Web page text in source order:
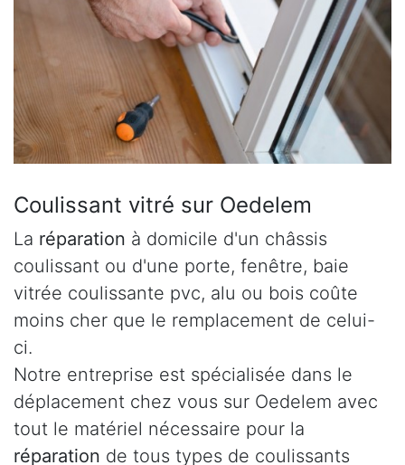
Coulissant vitré sur Oedelem
La réparation à domicile d'un châssis
coulissant ou d'une porte, fenêtre, baie
vitrée coulissante pvc, alu ou bois coûte
moins cher que le remplacement de celui-
ci.
Notre entreprise est spécialisée dans le
déplacement chez vous sur Oedelem avec
tout le matériel nécessaire pour la
réparation de tous types de coulissants